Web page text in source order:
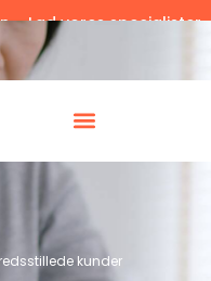
– Lad vores specialister
kunder